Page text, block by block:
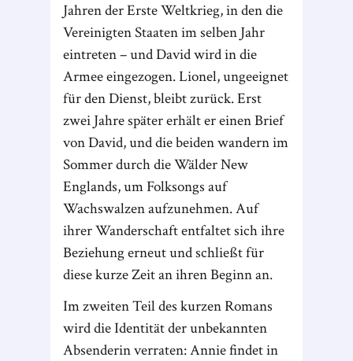
Jahren der Erste Weltkrieg, in den die
Vereinigten Staaten im selben Jahr
eintreten – und David wird in die
Armee eingezogen. Lionel, ungeeignet
für den Dienst, bleibt zurück. Erst
zwei Jahre später erhält er einen Brief
von David, und die beiden wandern im
Sommer durch die Wälder New
Englands, um Folksongs auf
Wachswalzen aufzunehmen. Auf
ihrer Wanderschaft entfaltet sich ihre
Beziehung erneut und schließt für
diese kurze Zeit an ihren Beginn an.
Im zweiten Teil des kurzen Romans
wird die Identität der unbekannten
Absenderin verraten: Annie findet in